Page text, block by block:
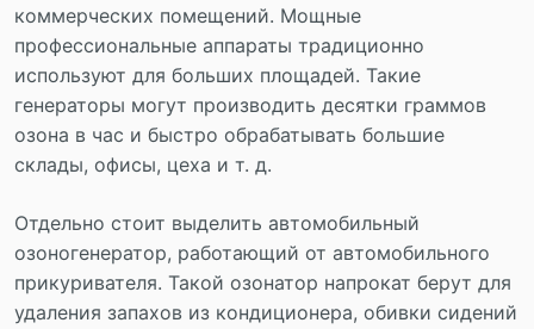
коммерческих помещений. Мощные
профессиональные аппараты традиционно
используют для больших площадей. Такие
генераторы могут производить десятки граммов
озона в час и быстро обрабатывать большие
склады, офисы, цеха и т. д.
Отдельно стоит выделить автомобильный
озоногенератор, работающий от автомобильного
прикуривателя. Такой озонатор напрокат берут для
удаления запахов из кондиционера, обивки сидений